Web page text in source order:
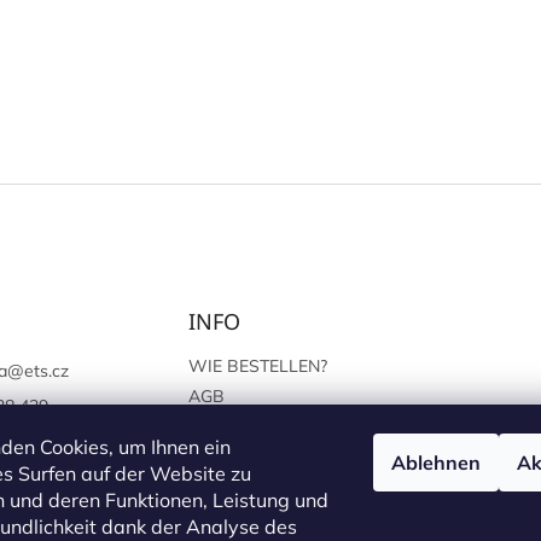
Cookies, um Ihnen ein
Surfen auf der Website zu
und deren Funktionen, Leistung und
dank der Analyse des
Ablehnen
@ets.cz
439
www.facebook.c
INFO
WIE BESTELLEN?
AGB
PERSÖNLICHEN ANGABEN